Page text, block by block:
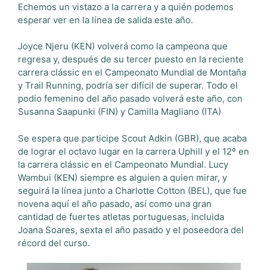
Echemos un vistazo a la carrera y a quién podemos
esperar ver en la línea de salida este año.
Joyce Njeru (KEN) volverá como la campeona que
regresa y, después de su tercer puesto en la reciente
carrera clássic en el Campeonato Mundial de Montaña
y Trail Running, podría ser difícil de superar. Todo el
podio femenino del año pasado volverá este año, con
Susanna Saapunki (FIN) y Camilla Magliano (ITA)
Se espera que participe Scout Adkin (GBR), que acaba
de lograr el octavo lugar en la carrera Uphill y el 12º en
la carrera clássic en el Campeonato Mundial. Lucy
Wambui (KEN) siempre es alguien a quien mirar, y
seguirá la línea junto a Charlotte Cotton (BEL), que fue
novena aquí el año pasado, así como una gran
cantidad de fuertes atletas portuguesas, incluida
Joana Soares, sexta el año pasado y el poseedora del
récord del curso.